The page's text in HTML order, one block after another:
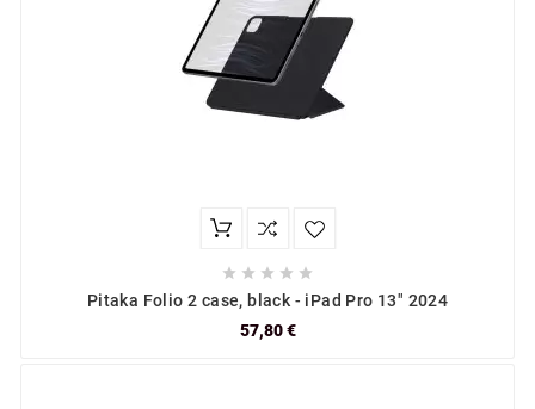
    
Pitaka Folio 2 case, black - iPad Pro 13" 2024
57,80 €